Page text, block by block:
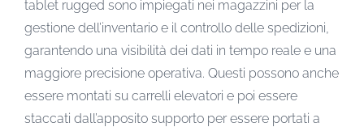
tablet rugged sono impiegati nei magazzini per la
gestione dell’inventario e il controllo delle spedizioni,
garantendo una visibilità dei dati in tempo reale e una
maggiore precisione operativa. Questi possono anche
essere montati su carrelli elevatori e poi essere
staccati dall’apposito supporto per essere portati a